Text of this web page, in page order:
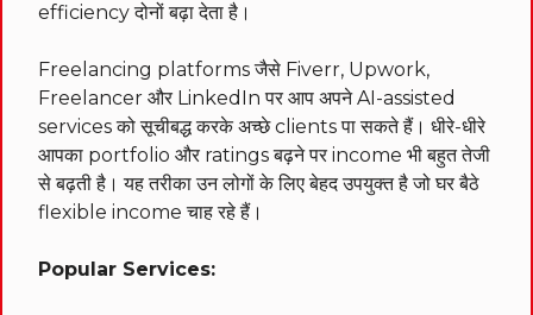
efficiency दोनों बढ़ा देता है।
Freelancing platforms जैसे Fiverr, Upwork,
Freelancer और LinkedIn पर आप अपने AI-assisted
services को सूचीबद्ध करके अच्छे clients पा सकते हैं। धीरे-धीरे
आपका portfolio और ratings बढ़ने पर income भी बहुत तेजी
से बढ़ती है। यह तरीका उन लोगों के लिए बेहद उपयुक्त है जो घर बैठे
flexible income चाह रहे हैं।
Popular Services: